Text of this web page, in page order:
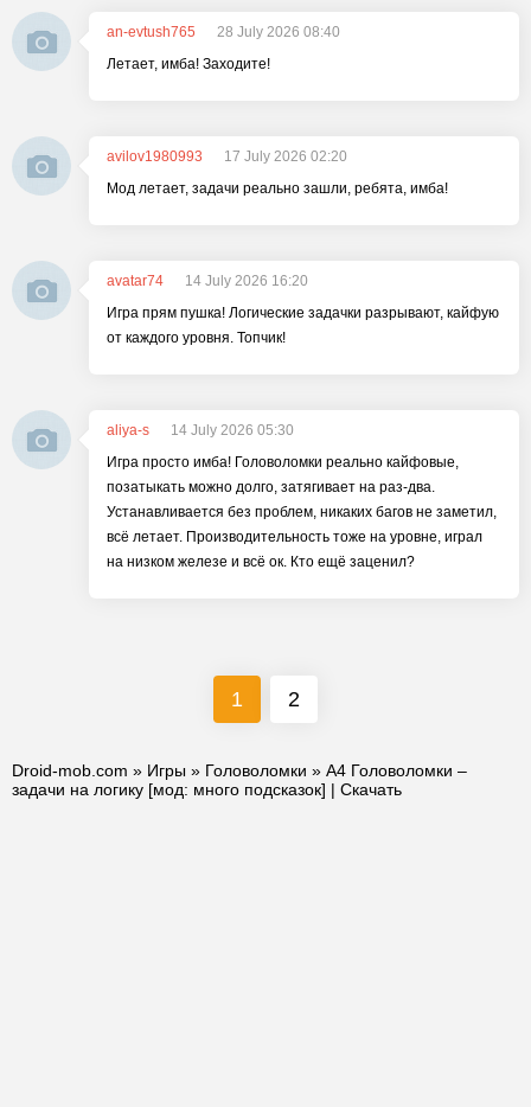
an-evtush765
28 July 2026 08:40
Летает, имба! Заходите!
avilov1980993
17 July 2026 02:20
Мод летает, задачи реально зашли, ребята, имба!
avatar74
14 July 2026 16:20
Игра прям пушка! Логические задачки разрывают, кайфую
от каждого уровня. Топчик!
aliya-s
14 July 2026 05:30
Игра просто имба! Головоломки реально кайфовые,
позатыкать можно долго, затягивает на раз-два.
Устанавливается без проблем, никаких багов не заметил,
всё летает. Производительность тоже на уровне, играл
на низком железе и всё ок. Кто ещё заценил?
1 2
Droid-mob.com » Игры » Головоломки » А4 Головоломки –
задачи на логику [мод: много подсказок] | Скачать